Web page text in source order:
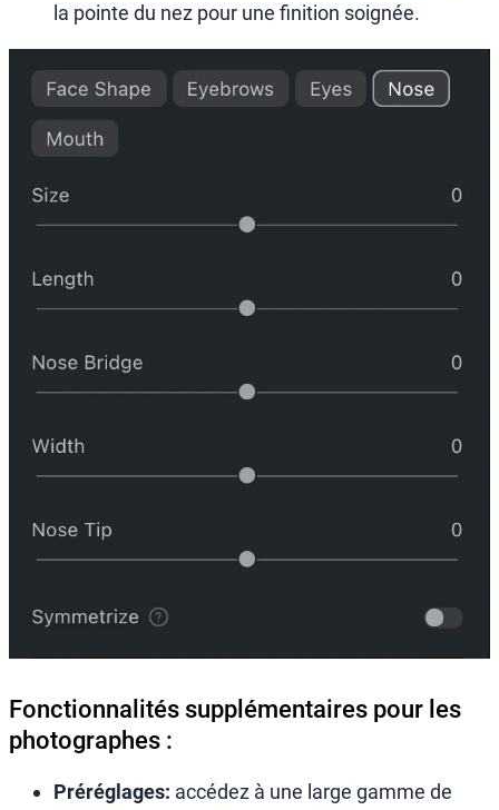
la pointe du nez pour une finition soignée.
Fonctionnalités supplémentaires pour les
photographes :
Préréglages: accédez à une large gamme de